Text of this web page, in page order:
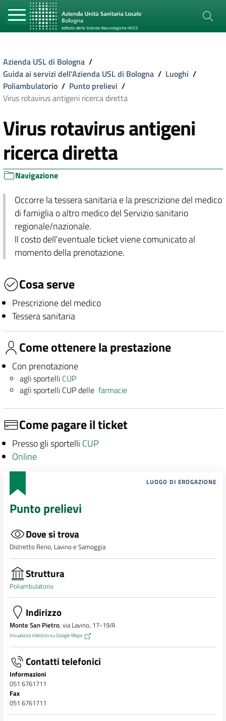
Azienda USL di Bologna /
Guida ai servizi dell'Azienda USL di Bologna / Luoghi /
Poliambulatorio / Punto prelievi /
Virus rotavirus antigeni ricerca diretta
Virus rotavirus antigeni
ricerca diretta
Navigazione
Occorre la tessera sanitaria e la prescrizione del medico
di famiglia o altro medico del Servizio sanitario
regionale/nazionale.
Il costo dell'eventuale ticket viene comunicato al
momento della prenotazione.
Cosa serve
Prescrizione del medico
Tessera sanitaria
Come ottenere la prestazione
Con prenotazione
agli sportelli CUP
agli sportelli CUP dellefarmacie
Come pagare il ticket
Presso gli sportelli CUP
Online
LUOGO DI EROGAZIONE
Punto prelievi
Dove si trova
Distretto Reno, Lavino e Samoggia
Struttura
Poliambulatorio
Indirizzo
Monte San Pietro, via Lavino, 17-19/A
Visualizza indirizzo su Google Maps
Contatti telefonici
Informazioni
051 6761711
Fax
051 6761711